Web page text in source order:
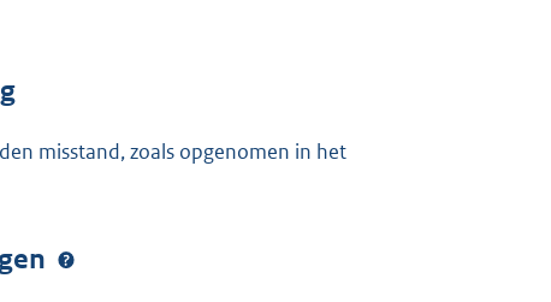
misstand, zoals opgenomen in het